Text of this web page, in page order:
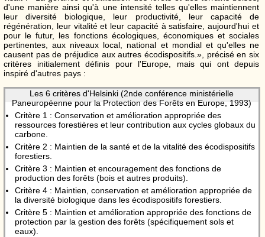
d'une manière ainsi qu'à une intensité telles qu'elles maintiennent
leur diversité biologique, leur productivité, leur capacité de
régénération, leur vitalité et leur capacité à satisfaire, aujourd'hui et
pour le futur, les fonctions écologiques, économiques et sociales
pertinentes, aux niveaux local, national et mondial et qu'elles ne
causent pas de préjudice aux autres écodispositifs.», précisé en six
critères initialement définis pour l'Europe, mais qui ont depuis
inspiré d'autres pays :
Les 6 critères d'Helsinki (2nde conférence ministérielle
Paneuropéenne pour la Protection des Forêts en Europe, 1993)
Critère 1 : Conservation et amélioration appropriée des
ressources forestières et leur contribution aux cycles globaux du
carbone.
Critère 2 : Maintien de la santé et de la vitalité des écodispositifs
forestiers.
Critère 3 : Maintien et encouragement des fonctions de
production des forêts (bois et autres produits).
Critère 4 : Maintien, conservation et amélioration appropriée de
la diversité biologique dans les écodispositifs forestiers.
Critère 5 : Maintien et amélioration appropriée des fonctions de
protection par la gestion des forêts (spécifiquement sols et
eaux).